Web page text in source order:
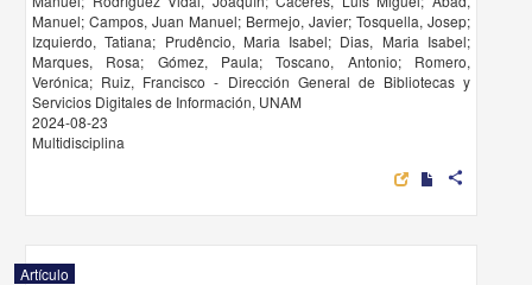
Manuel; Campos, Juan Manuel; Bermejo, Javier; Tosquella, Josep;
Izquierdo, Tatiana; Prudêncio, Maria Isabel; Dias, Maria Isabel;
Marques, Rosa; Gómez, Paula; Toscano, Antonio; Romero,
Verónica; Ruiz, Francisco - Dirección General de Bibliotecas y
Servicios Digitales de Información, UNAM
2024-08-23
Multidisciplina
share
Artículo